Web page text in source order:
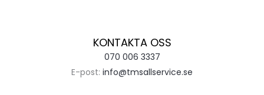
KONTAKTA OSS
070 006 3337
E-post: info@tmsallservice.se